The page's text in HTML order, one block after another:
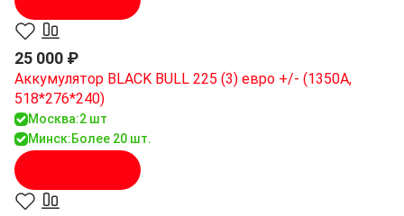
25 000 ₽
Аккумулятор BLACK BULL 225 (3) евро +/- (1350A,
518*276*240)
Москва:2 шт
Минск:Более 20 шт.